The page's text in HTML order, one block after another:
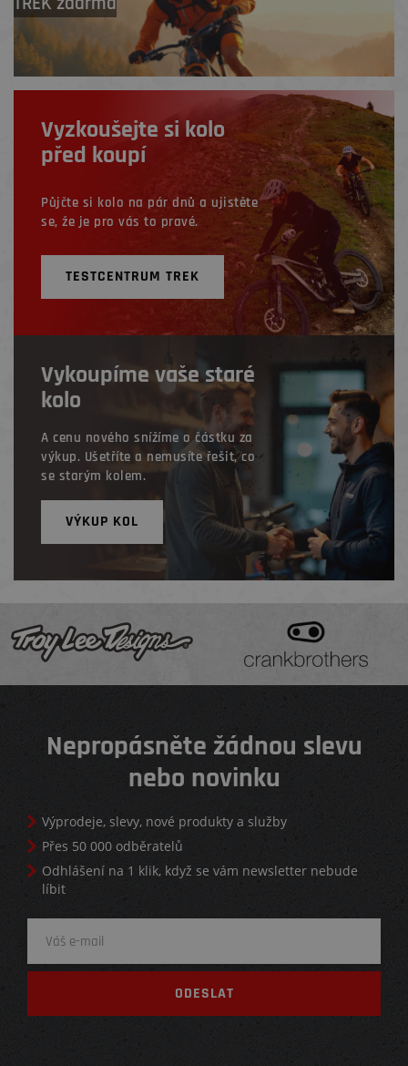
Vyzkoušejte si kolo
před koupí
Půjčte si kolo na pár dnů a ujistěte
se, že je pro vás to pravé.
TESTCENTRUM TREK
Vykoupíme vaše staré
kolo
A cenu nového snížíme o částku za
výkup. Ušetříte a nemusíte řešit, co
se starým kolem.
VÝKUP KOL
Nepropásněte žádnou slevu
nebo novinku
Výprodeje, slevy, nové produkty a služby
Přes 50 000 odběratelů
Odhlášení na 1 klik, když se vám newsletter nebude
líbit